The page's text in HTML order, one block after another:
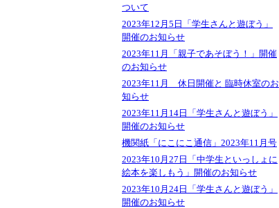
ついて
2023年12月5日「学生さんと遊ぼう」
開催のお知らせ
2023年11月「親子であそぼう！」開催
のお知らせ
2023年11月 休日開催と 臨時休室のお
知らせ
2023年11月14日「学生さんと遊ぼう」
開催のお知らせ
機関紙「にこにこ通信」2023年11月号
2023年10月27日「中学生といっしょに
絵本を楽しもう」開催のお知らせ
2023年10月24日「学生さんと遊ぼう」
開催のお知らせ